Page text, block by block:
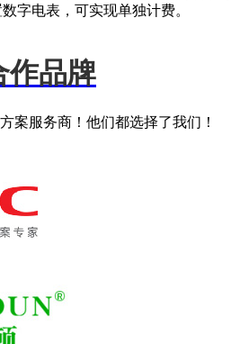
字电表，可实现单独计费。
作品牌
案服务商！他们都选择了我们！